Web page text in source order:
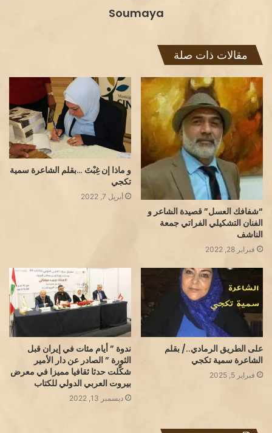
Soumaya
مقالات ذات صلة
“شفافك العسل” قصيدة الشاعر و
الفنان التشكيلي الفراتي جمعة
الناشف
فبراير 28, 2022
و ماذا إن غِبْتَ …بقلم الشاعرة سمية
تكجي
أبريل 7, 2022
على الطريق الرمادي../ بقلم
الشاعرة سمية تكجي
فبراير 5, 2025
ندوة ” أيام مئات في إيران قبل
الثورة ” الصادر عن دار الأمير
شكَّلت حدثا ثقافيا مميزا في معرض
بيروت العربي الدولي للكتاب
ديسمبر 13, 2022